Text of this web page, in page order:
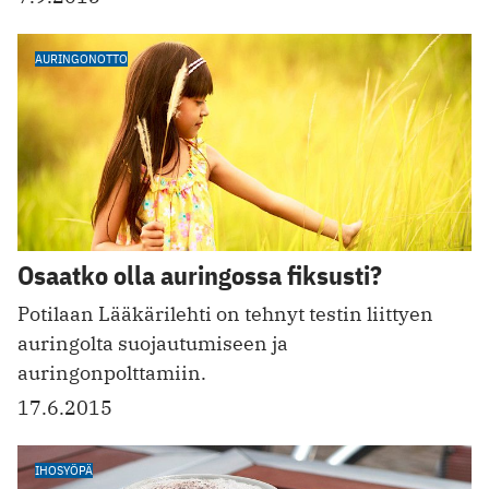
AURINGONOTTO
Osaatko olla auringossa fiksusti?
Potilaan Lääkärilehti on tehnyt testin liittyen
auringolta suojautumiseen ja
auringonpolttamiin.
17.6.2015
IHOSYÖPÄ